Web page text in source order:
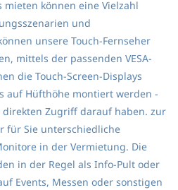
können eine Vielzahl
und
unsere Touch-Fernseher
mittels der passenden VESA-
die Touch-Screen-Displays
auf Hüfthöhe montiert werden -
direkten Zugriff darauf haben. zur
für Sie unterschiedliche
in der Vermietung. Die
in der Regel als Info-Pult oder
Events, Messen oder sonstigen